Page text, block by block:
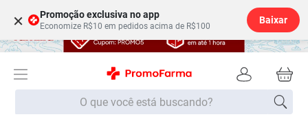
× Promoção exclusiva no app
Economize R$10 em pedidos acima de R$100
Baixar
O que você está buscando?